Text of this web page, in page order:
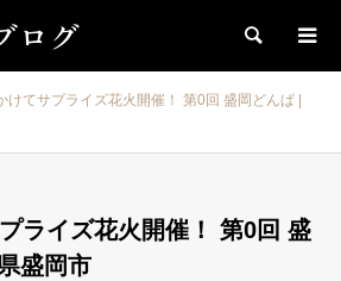
ログ 検索
けてサプライズ花火開催！ 第0回 盛岡どんぱ |
ライズ花火開催！ 第0回 盛
盛岡市